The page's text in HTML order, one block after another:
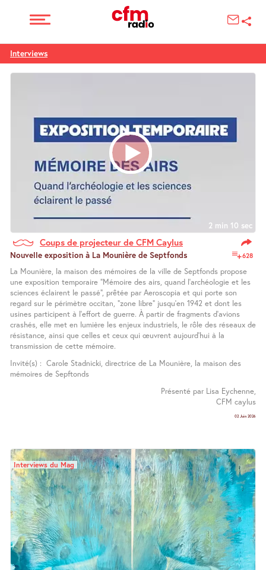
Interviews
2 min 10 sec
Coups de projecteur de CFM Caylus
628
Nouvelle exposition à La Mounière de Septfonds
La Mounière, la maison des mémoires de la ville de Septfonds propose
une exposition temporaire "Mémoire des airs, quand l’archéologie et les
sciences éclairent le passé", prêtée par Aeroscopia et qui porte son
regard sur le périmètre occitan, “zone libre” jusqu’en 1942 et dont les
usines participent à l’effort de guerre. À partir de fragments d’avions
crashés, elle met en lumière les enjeux industriels, le rôle des réseaux de
résistance, ainsi que celles et ceux qui œuvrent aujourd’hui à la
transmission de cette mémoire.
Invité(s) : Carole Stadnicki, directrice de La Mounière, la maison des
mémoires de Sepftonds
Présenté par Lisa Eychenne,
CFM caylus
02 Juin 2026
Interviews du Mag